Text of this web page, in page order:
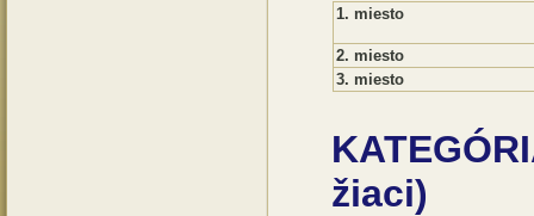
1. miesto
2. miesto
3. miesto
žiaci)